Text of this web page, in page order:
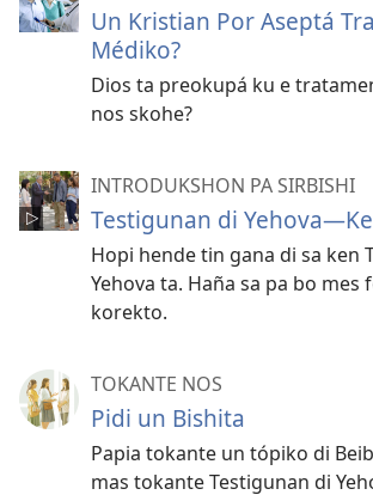
Un Kristian Por Aseptá
Médiko?
Dios ta preokupá ku e
nos skohe?
INTRODUKSHON PA SIRBISHI
Testigunan di
Hopi hende tin gana di sa ken
Yehova ta. Haña sa pa bo
korekto.
TOKANTE NOS
Pidi un Bishita
Papia tokante un tópiko di
mas tokante Testigunan di